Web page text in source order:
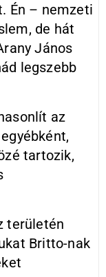
Én – nemzeti
de hát
János
legszebb
az
tartozik,
területén
Britto-nak